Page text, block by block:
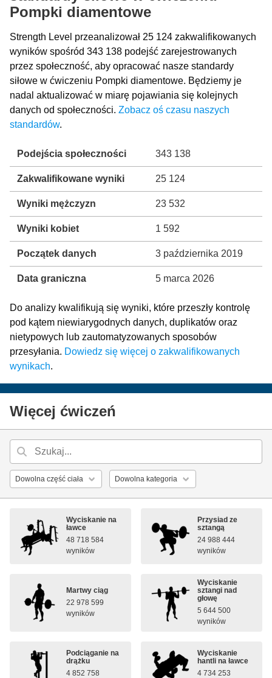
Pompki diamentowe
Strength Level przeanalizował 25 124 zakwalifikowanych
wyników spośród 343 138 podejść zarejestrowanych
przez społeczność, aby opracować nasze standardy
siłowe w ćwiczeniu Pompki diamentowe. Będziemy je
nadal aktualizować w miarę pojawiania się kolejnych
danych od społeczności. Zobacz oś czasu naszych
standardów.
Podejścia społeczności 343 138
Zakwalifikowane wyniki 25 124
Wyniki mężczyzn 23 532
Wyniki kobiet 1 592
Początek danych 3 października 2019
Data graniczna 5 marca 2026
Do analizy kwalifikują się wyniki, które przeszły kontrolę
pod kątem niewiarygodnych danych, duplikatów oraz
nietypowych lub zautomatyzowanych sposobów
przesyłania. Dowiedz się więcej o zakwalifikowanych
wynikach.
Więcej ćwiczeń
Wyciskanie na
ławce
48 718 584
wyników
Przysiad ze
sztangą
24 988 444
wyników
Martwy ciąg
22 978 599
wyników
Wyciskanie
sztangi nad
głowę
5 644 500
wyników
Podciąganie na
drążku
4 852 758
Wyciskanie
hantli na ławce
4 734 253